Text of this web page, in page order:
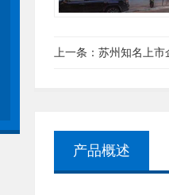
上一条： 苏州知名上市
产品概述